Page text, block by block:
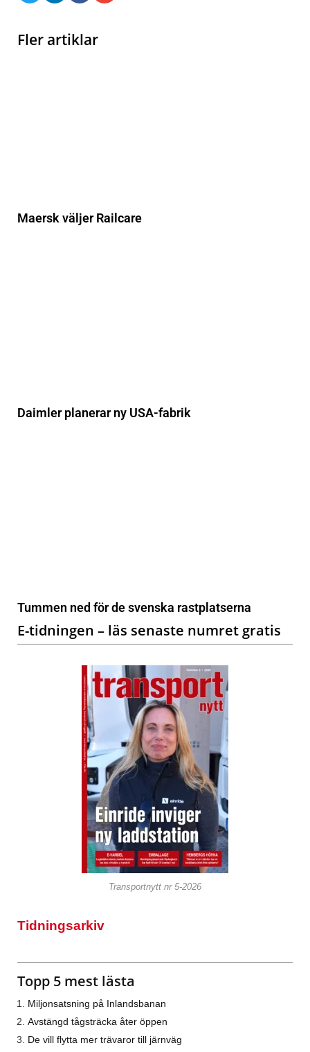
Fler artiklar
Maersk väljer Railcare
Daimler planerar ny USA-fabrik
Tummen ned för de svenska rastplatserna
E-tidningen – läs senaste numret gratis
Transportnytt nr 5-2026
Tidningsarkiv
Topp 5 mest lästa
Miljonsatsning på Inlandsbanan
Avstängd tågsträcka åter öppen
De vill flytta mer trävaror till järnväg